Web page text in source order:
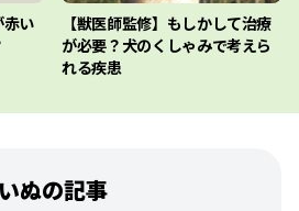
赤い
【獣医師監修】もしかして治療
が必要？犬のくしゃみで考えら
れる疾患
いぬの記事